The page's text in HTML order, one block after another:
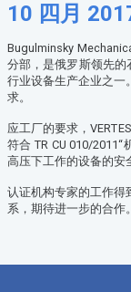
10 四月
Bugulminsky
分部，是俄罗斯领先
行业设备生产企业之一
求。
应工厂的要求，
符合 TR CU 010/
高压下工作的设备的安
认证机构专家的工作得
系，期待进一步的合作。